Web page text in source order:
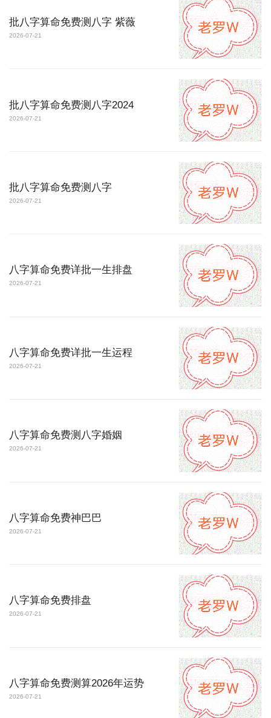
批八字算命免费测八字 紫薇
2026-07-21
批八字算命免费测八字2024
2026-07-21
批八字算命免费测八字
2026-07-21
八字算命免费详批一生排盘
2026-07-21
八字算命免费详批一生运程
2026-07-21
八字算命免费测八字婚姻
2026-07-21
八字算命免费神巴巴
2026-07-21
八字算命免费排盘
2026-07-21
八字算命免费测算2026年运势
2026-07-21